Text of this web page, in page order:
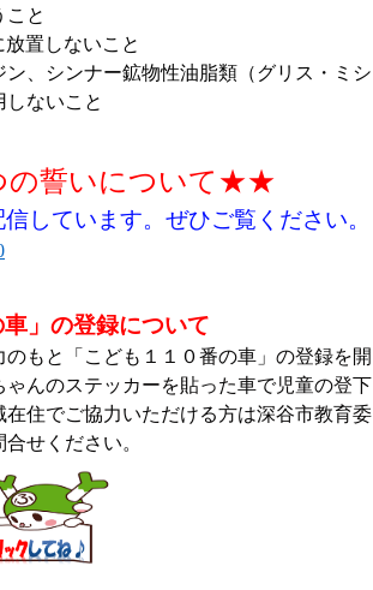
と
置しないこと
、シンナー鉱物性油脂類（グリス・ミシ
しないこと
誓いについて★★
しています。ぜひご覧ください。
」の登録について
もと「こども１１０番の車」の登録を開
んのステッカーを貼った車で児童の登下
住でご協力いただける方は深谷市教育委
せください。